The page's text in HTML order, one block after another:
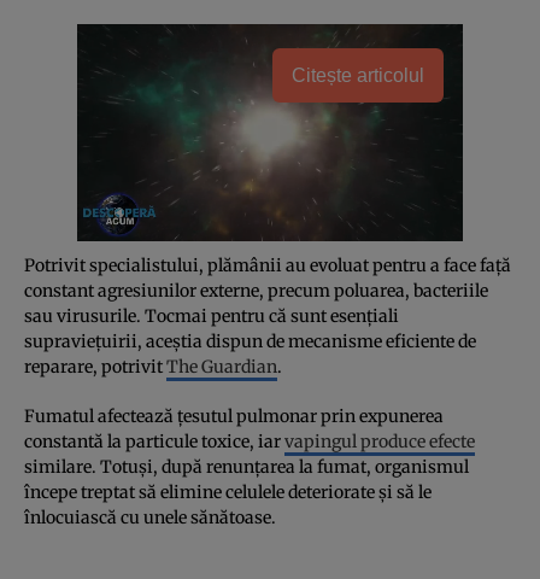
Citește articolul
Potrivit specialistului, plămânii au evoluat pentru a face față
constant agresiunilor externe, precum poluarea, bacteriile
sau virusurile. Tocmai pentru că sunt esențiali
supraviețuirii, aceștia dispun de mecanisme eficiente de
reparare, potrivitThe Guardian.
Fumatul afectează țesutul pulmonar prin expunerea
constantă la particule toxice, iarvapingul produce efecte
similare. Totuși, după renunțarea la fumat, organismul
începe treptat să elimine celulele deteriorate și să le
înlocuiască cu unele sănătoase.